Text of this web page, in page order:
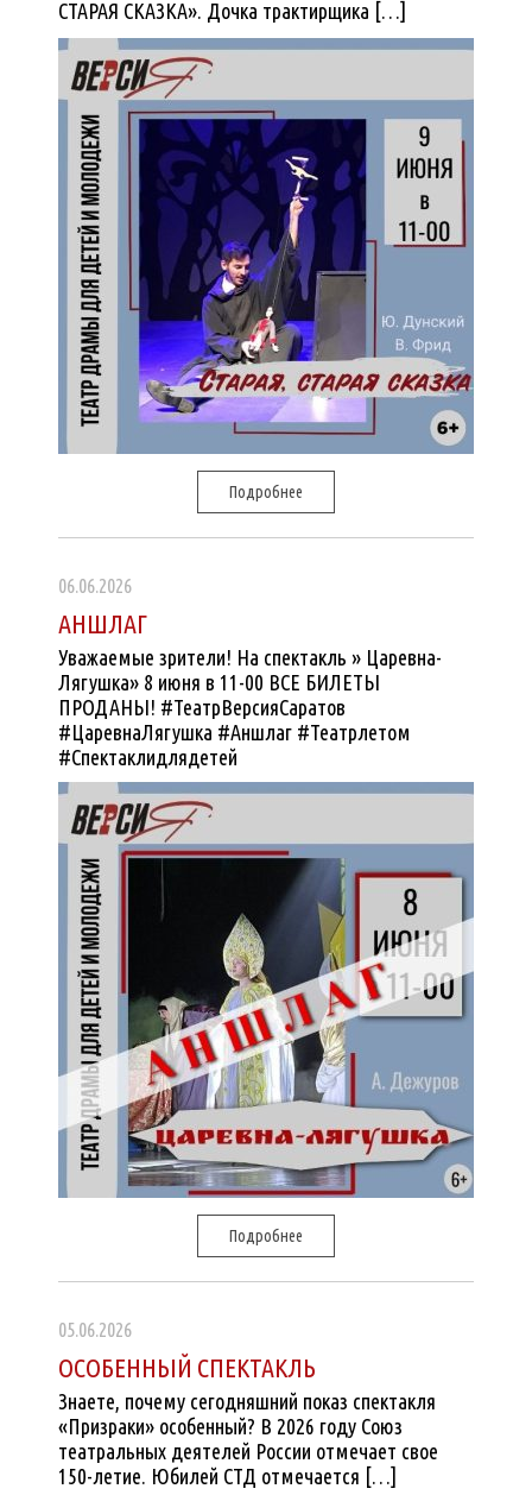
СТАРАЯ СКАЗКА». Дочка трактирщика […]
Подробнее
06.06.2026
АНШЛАГ
Уважаемые зрители! На спектакль » Царевна-
Лягушка» 8 июня в 11-00 ВСЕ БИЛЕТЫ
ПРОДАНЫ! #ТеатрВерсияСаратов
#ЦаревнаЛягушка #Аншлаг #Театрлетом
#Спектаклидлядетей
Подробнее
05.06.2026
ОСОБЕННЫЙ СПЕКТАКЛЬ
Знаете, почему сегодняшний показ спектакля
«Призраки» особенный? В 2026 году Союз
театральных деятелей России отмечает свое
150-летие. Юбилей СТД отмечается […]